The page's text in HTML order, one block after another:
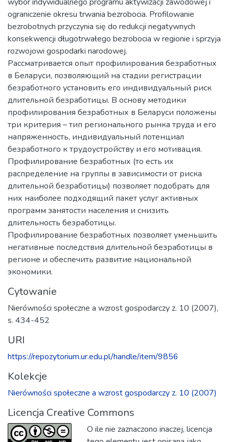
ograniczenie okresu trwania bezrobocia. Profilowanie
bezrobotnych przyczynia się do redukcji negatywnych
konsekwencji długotrwałego bezrobocia w regionie i sprzyja
rozwojowi gospodarki narodowej.
Рассматривается опыт профилирования безработных
в Беларуси, позволяющий на стадии регистрации
безработного установить его индивидуальный риск
длительной безработицы. В основу методики
профилирования безработных в Беларуси положены
три критерия – тип регионального рынка труда и его
напряженность, индивидуальный потенциал
безработного к трудоустройству и его мотивация.
Профилирование безработных (то есть их
распределение на группы в зависимости от риска
длительной безработицы) позволяет подобрать для
них наиболее подходящий пакет услуг активных
программ занятости населения и снизить
длительность безработицы.
Профилирование безработных позволяет уменьшить
негативные последствия длительной безработицы в
регионе и обеспечить развитие национальной
экономики.
Cytowanie
Nierówności społeczne a wzrost gospodarczy z. 10 (2007),
s. 434-452
URI
https://repozytorium.ur.edu.pl/handle/item/9856
Kolekcje
Nierówności społeczne a wzrost gospodarczy z. 10 (2007)
Licencja Creative Commons
O ile nie zaznaczono inaczej, licencja